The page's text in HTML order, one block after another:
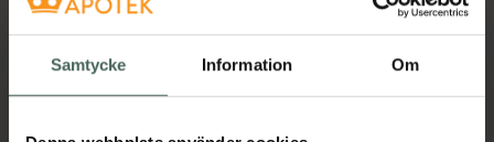
Samtycke Information Om
Köp via ditt recept